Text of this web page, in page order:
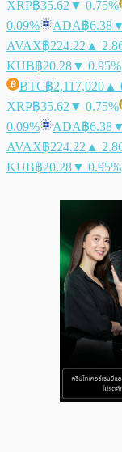
XRP฿35.62 ▼ 0.75%
0.09%
ADA฿6.38
AVAX฿224.22 ▲
KUB฿20.28▼ 0.95%
BTC฿2,117,020 ▲
XRP฿35.62 ▼ 0.75%
0.09%
ADA฿6.38
AVAX฿224.22 ▲
KUB฿20.28▼ 0.95%